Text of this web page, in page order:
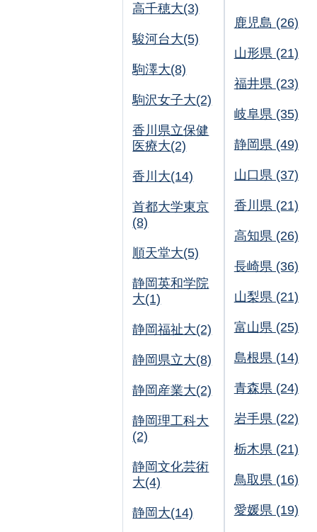
高千穂大(3)
駿河台大(5)
駒澤大(8)
駒沢女子大(2)
香川県立保健
医療大(2)
香川大(14)
首都大学東京
(8)
順天堂大(5)
静岡英和学院
大(1)
静岡福祉大(2)
静岡県立大(8)
静岡産業大(2)
静岡理工科大
(2)
静岡文化芸術
大(4)
静岡大(14)
鹿児島 (26)
山形県 (21)
福井県 (23)
岐阜県 (35)
静岡県 (49)
山口県 (37)
香川県 (21)
高知県 (26)
長崎県 (36)
山梨県 (21)
富山県 (25)
島根県 (14)
青森県 (24)
岩手県 (22)
栃木県 (21)
鳥取県 (16)
愛媛県 (19)